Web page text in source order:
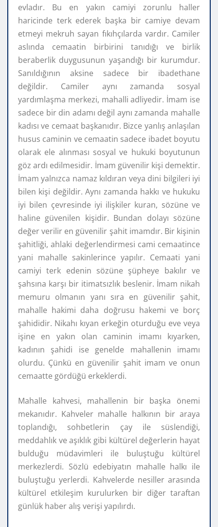
evladır. Bu en yakın camiyi zorunlu haller
haricinde terk ederek başka bir camiye devam
etmeyi mekruh sayan fıkıhçılarda vardır. Camiler
aslında cemaatin birbirini tanıdığı ve birlik
beraberlik duygusunun yaşandığı bir kurumdur.
Sanıldığının aksine sadece bir ibadethane
değildir. Camiler aynı zamanda sosyal
yardımlaşma merkezi, mahalli adliyedir. İmam ise
sadece bir din adamı değil aynı zamanda mahalle
kadısı ve cemaat başkanıdır. Bizce yanlış anlaşılan
husus caminin ve cemaatin sadece ibadet boyutu
olarak ele alınması sosyal ve hukuki boyutunun
göz ardı edilmesidir. İmam güvenilir kişi demektir.
İmam yalnızca namaz kıldıran veya dini bilgileri iyi
bilen kişi değildir. Aynı zamanda hakkı ve hukuku
iyi bilen çevresinde iyi ilişkiler kuran, sözüne ve
haline güvenilen kişidir. Bundan dolayı sözüne
değer verilir en güvenilir şahit imamdır. Bir kişinin
şahitliği, ahlaki değerlendirmesi cami cemaatince
yani mahalle sakinlerince yapılır. Cemaati yani
camiyi terk edenin sözüne şüpheye bakılır ve
şahsına karşı bir itimatsızlık beslenir. İmam nikah
memuru olmanın yanı sıra en güvenilir şahit,
mahalle hakimi daha doğrusu hakemi ve borç
şahididir. Nikahı kıyan erkeğin oturduğu eve veya
işine en yakın olan caminin imamı kıyarken,
kadının şahidi ise genelde mahallenin imamı
olurdu. Çünkü en güvenilir şahit imam ve onun
cemaatte gördüğü erkeklerdi.
Mahalle kahvesi, mahallenin bir başka önemi
mekanıdır. Kahveler mahalle halkının bir araya
toplandığı, sohbetlerin çay ile süslendiği,
meddahlık ve aşıklık gibi kültürel değerlerin hayat
bulduğu müdavimleri ile buluştuğu kültürel
merkezlerdi. Sözlü edebiyatın mahalle halkı ile
buluştuğu yerlerdi. Kahvelerde nesiller arasında
kültürel etkileşim kurulurken bir diğer taraftan
günlük haber alış verişi yapılırdı.